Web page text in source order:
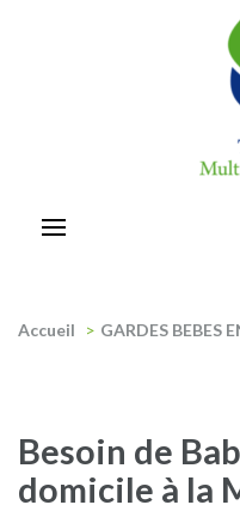
Accueil > GARDES BEBES
Besoin de
domicile à la